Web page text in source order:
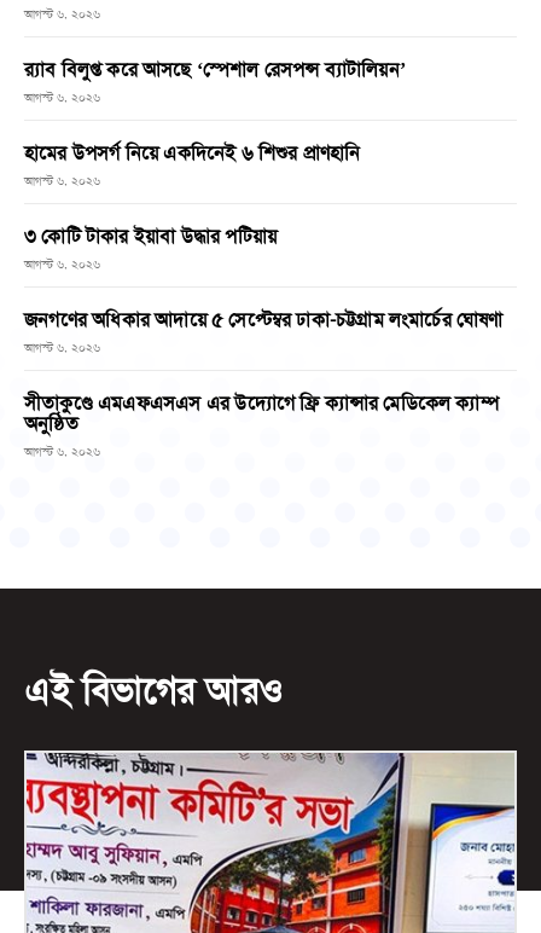
আগস্ট ৬, ২০২৬
র‌্যাব বিলুপ্ত করে আসছে ‘স্পেশাল রেসপন্স ব্যাটালিয়ন’
আগস্ট ৬, ২০২৬
হামের উপসর্গ নিয়ে একদিনেই ৬ শিশুর প্রাণহানি
আগস্ট ৬, ২০২৬
৩ কোটি টাকার ইয়াবা উদ্ধার পটিয়ায়
আগস্ট ৬, ২০২৬
জনগণের অধিকার আদায়ে ৫ সেপ্টেম্বর ঢাকা-চট্টগ্রাম লংমার্চের ঘোষণা
আগস্ট ৬, ২০২৬
সীতাকুণ্ডে এমএফএসএস এর উদ্যোগে ফ্রি ক্যান্সার মেডিকেল ক্যাম্প
অনুষ্ঠিত
আগস্ট ৬, ২০২৬
এই বিভাগের আরও